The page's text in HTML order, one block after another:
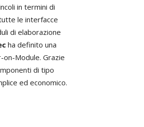
in termini di
le interfacce
di elaborazione
ha definito una
on-Module. Grazie
di tipo
ed economico.